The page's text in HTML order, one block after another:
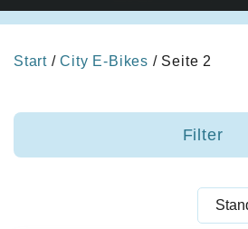
Start /City E-Bikes / Seite 2
Filter